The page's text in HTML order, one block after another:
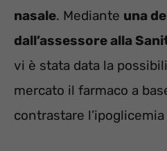
nasale. Mediante una
dall’assessore alla
vi è stata data la
mercato il farmaco a
contrastare